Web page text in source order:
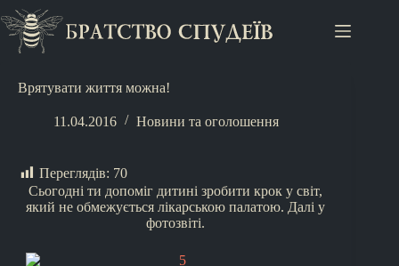
Врятувати життя можна!
11.04.2016 Новини та оголошення
Переглядів: 70
Сьогодні ти допоміг дитині зробити крок у світ,
який не обмежується лікарською палатою. Далі у
фотозвіті.